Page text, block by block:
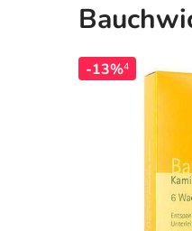
-13%4